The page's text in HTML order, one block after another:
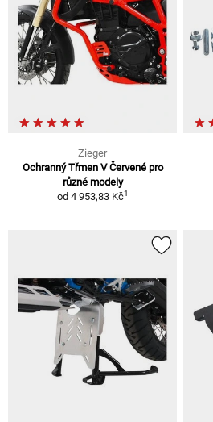
Zieger
Ochranný Třmen V Červené pro
různé modely
od 4 953,83 Kč1